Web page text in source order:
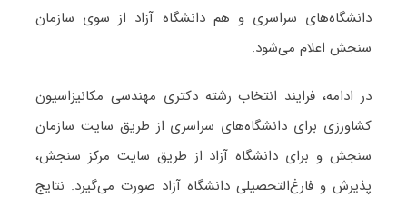
دانشگاه‌های سراسری و هم دانشگاه آزاد از سوی سازمان
سنجش اعلام می‌شود.
در ادامه، فرایند انتخاب رشته دکتری مهندسی مکانیزاسیون
کشاورزی برای دانشگاه‌های سراسری از طریق سایت سازمان
سنجش و برای دانشگاه آزاد از طریق سایت مرکز سنجش،
پذیرش و فارغ‌التحصیلی دانشگاه آزاد صورت می‌گیرد. نتایج